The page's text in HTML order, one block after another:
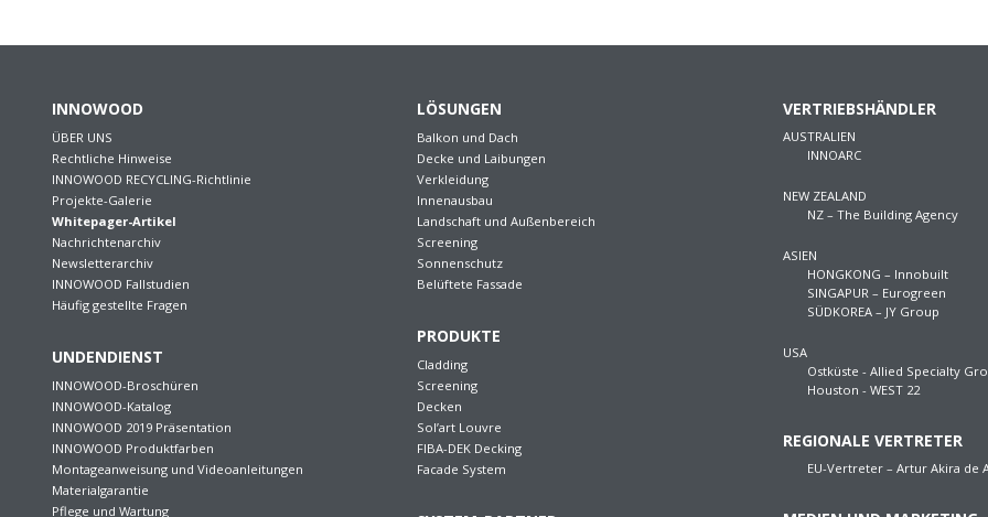
INNOWOOD
ÜBER UNS
Rechtliche Hinweise
INNOWOOD RECYCLING-Richtlinie
Projekte-Galerie
Whitepager-Artikel
Nachrichtenarchiv
Newsletterarchiv
INNOWOOD Fallstudien
Häufig gestellte Fragen
UNDENDIENST
INNOWOOD-Broschüren
INNOWOOD-Katalog
INNOWOOD 2019 Präsentation
INNOWOOD Produktfarben
Montageanweisung und Videoanleitungen
Materialgarantie
Pflege und Wartung
LÖSUNGEN
Balkon und Dach
Decke und Laibungen
Verkleidung
Innenausbau
Landschaft und Außenbereich
Screening
Sonnenschutz
Belüftete Fassade
PRODUKTE
Cladding
Screening
Decken
Sol’art Louvre
FIBA-DEK Decking
Facade System
VERTRIEBSHÄNDLER
AUSTRALIEN
INNOARC
NEW ZEALAND
NZ – The Building Agency
ASIEN
HONGKONG – Innobuilt
SINGAPUR – Eurogreen
SÜDKOREA – JY Group
USA
Ostküste - Allied Specialty
Houston - WEST 22
REGIONALE VERTRETER
EU-Vertreter – Artur Akira de